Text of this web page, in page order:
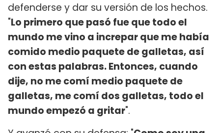
defenderse y dar su versión de los hechos.
"Lo primero que pasó fue que todo el
mundo me vino a increpar que me había
comido medio paquete de galletas, así
con estas palabras. Entonces, cuando
dije, no me comí medio paquete de
galletas, me comí dos galletas, todo el
mundo empezó a gritar".